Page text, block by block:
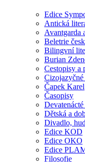
Edice
Antická
Avantgarda
Beletrie
Bilingvní
Burian
Cestopisy a
Čapek Karel
Časopisy
Dětská a
Divadlo,
Edice KOD
Edice OKO
Edice
Filosofie